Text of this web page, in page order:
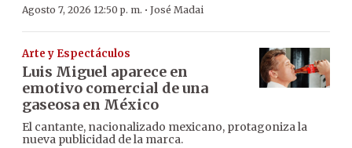
Agosto 7, 2026 12:50 p. m. · José Madai
Arte y Espectáculos
Luis Miguel aparece en
emotivo comercial de una
gaseosa en México
El cantante, nacionalizado mexicano, protagoniza la
nueva publicidad de la marca.